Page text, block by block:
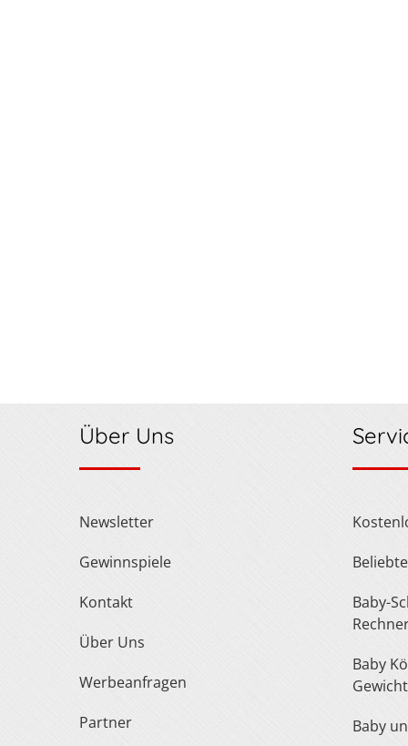
Über Uns
Newsletter
Gewinnspiele
Kontakt
Über Uns
Werbeanfragen
Partner
Baby-Schuh- und Kleidergröße
Baby Körperlänge und
Baby